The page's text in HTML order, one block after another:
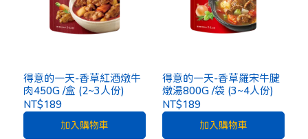
得意的一天-香草紅酒燉牛
肉450G /盒 (2~3人份)
NT$189
加入購物車
得意的一天-香草羅宋牛腱
燉湯800G /袋 (3~4人份)
NT$189
加入購物車